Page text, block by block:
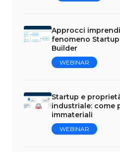
Approcci
fenomeno
Builder
WEBINAR
Startup e
industriale: come
immateriali
WEBINAR